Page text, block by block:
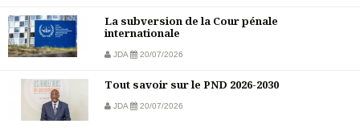
La subversion de la Cour pénale
internationale
JDA 20/07/2026
Tout savoir sur le PND 2026-2030
JDA 20/07/2026